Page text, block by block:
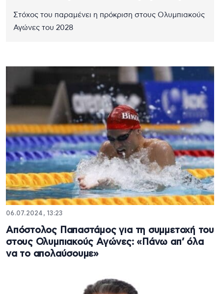
Στόχος του παραμένει η πρόκριση στους Ολυμπιακούς
Αγώνες του 2028
06.07.2024, 13:23
Απόστολος Παπαστάμος για τη συμμετοχή του
στους Ολυμπιακούς Αγώνες: «Πάνω απ’ όλα
να το απολαύσουμε»